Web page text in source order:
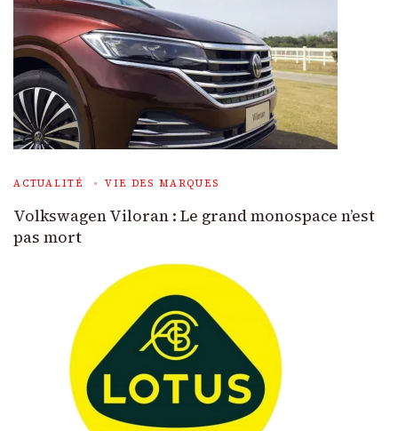
ACTUALITÉ VIE DES MARQUES
Volkswagen Viloran : Le grand monospace n’est
pas mort